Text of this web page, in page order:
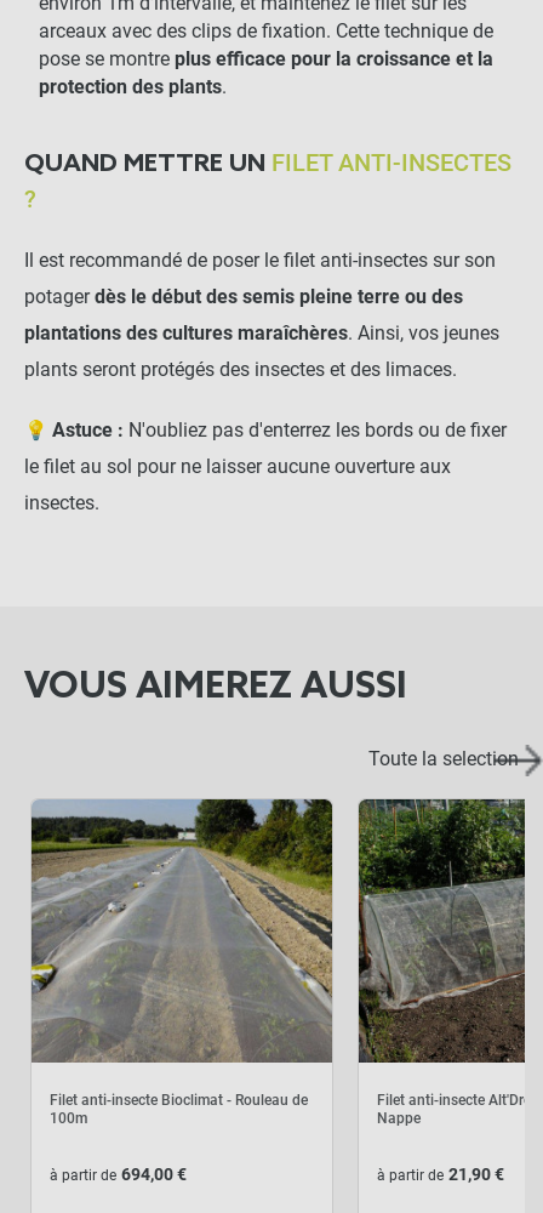
Filet anti-insecte Bioclimat
19,90 €
close
NOTRE RECOMMANDATION POUR
UNE POSE EN TOUTE TRANQUILLITÉ
Arceaux rigides plastifiés
pour tunnel de forçage
38,90 €
LES PRODUITS ALTERNATIFS
arceaux avec des clips de fixation. Cette technique de
pose se montre plus efficace pour la croissance et la
protection des plants.
QUAND METTRE UN FILET ANTI-INSECTES
?
Il est recommandé de poser le filet anti-insectes sur son
potagerdès le début des semis pleine terre ou des
plantations des cultures maraîchères. Ainsi, vos jeunes
plants seront protégés des insectes et des limaces.
💡 Astuce : N'oubliez pas d'enterrez les bords ou de fixer
le filet au sol pour ne laisser aucune ouverture aux
insectes.
VOUS AIMEREZ AUSSI
Toute la selection
Filet anti-insecte Bioclimat - Rouleau de
100m
à partir de 694,00 €
Filet anti-insecte
Nappe
à partir de 21,90 €